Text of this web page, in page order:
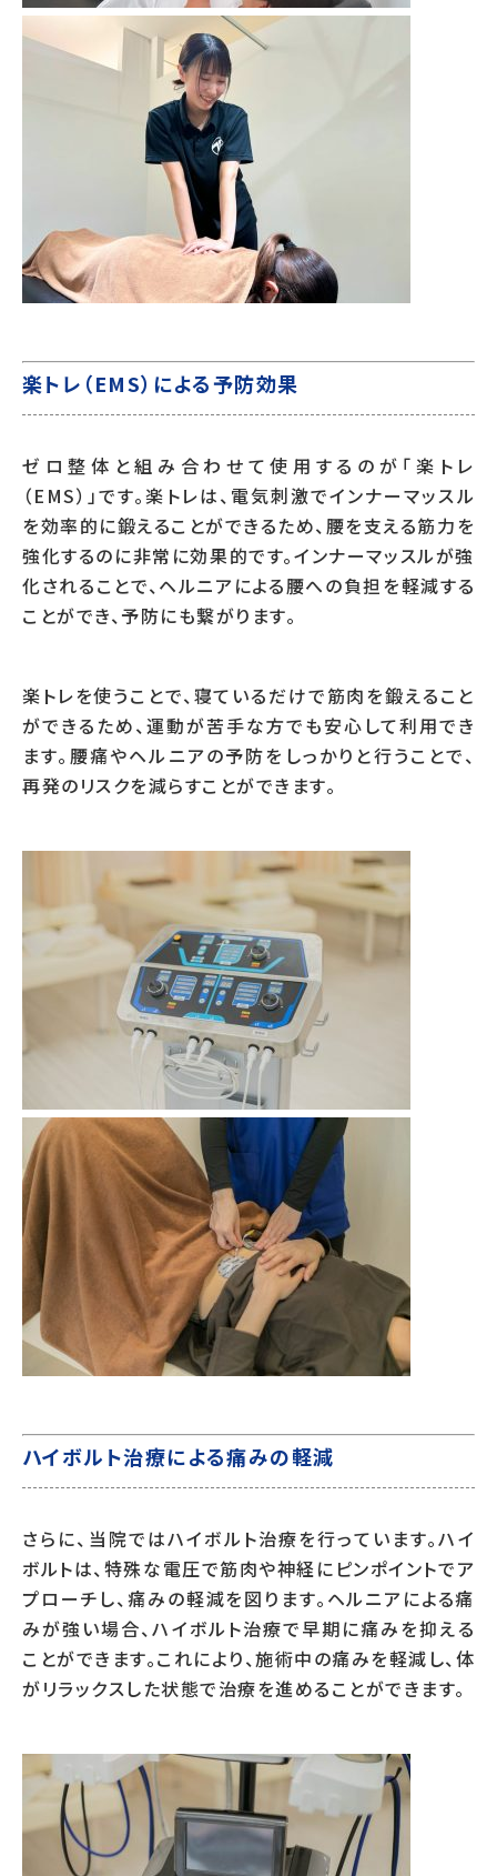
楽トレ（EMS）による予防効果
ゼロ整体と組み合わせて使用するのが「楽トレ
（EMS）」です。楽トレは、電気刺激でインナーマッスル
を効率的に鍛えることができるため、腰を支える筋力を
強化するのに非常に効果的です。インナーマッスルが強
化されることで、ヘルニアによる腰への負担を軽減する
ことができ、予防にも繋がります。
楽トレを使うことで、寝ているだけで筋肉を鍛えること
ができるため、運動が苦手な方でも安心して利用でき
ます。腰痛やヘルニアの予防をしっかりと行うことで、
再発のリスクを減らすことができます。
ハイボルト治療による痛みの軽減
さらに、当院ではハイボルト治療を行っています。ハイ
ボルトは、特殊な電圧で筋肉や神経にピンポイントでア
プローチし、痛みの軽減を図ります。ヘルニアによる痛
みが強い場合、ハイボルト治療で早期に痛みを抑える
ことができます。これにより、施術中の痛みを軽減し、体
がリラックスした状態で治療を進めることができます。